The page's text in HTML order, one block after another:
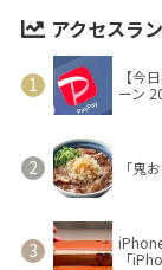
アクセスラ
【今
ーン
「鬼
「